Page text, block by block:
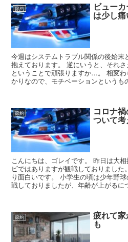
節約 ビュー
は少し
今週はシステムトラブル関係の後始末
抱えております。 逆にいうと、それ
ということで頑張りますか…。 相変
かりなので、モチベーションというも
節約 コロナ
ついて考
こんにちは、ゴレイです。 昨日は大
ビではありますが観戦しておりまし
り面白いです。 小学生の頃は少年野
戦しておりましたが、年齢が上がるに
節約 疲れて
も